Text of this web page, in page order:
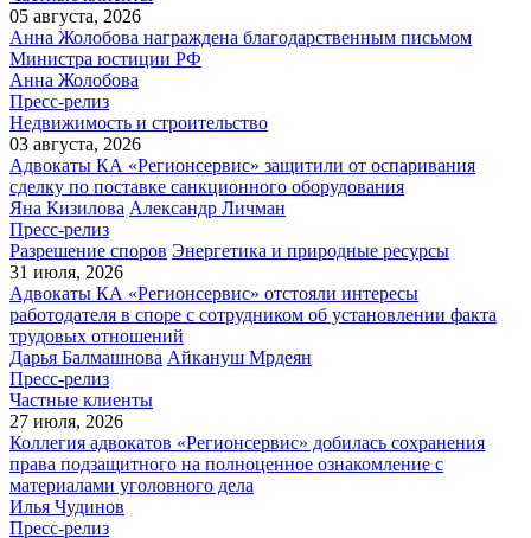
05 августа, 2026
Анна Жолобова награждена благодарственным письмом
Министра юстиции РФ
Анна Жолобова
Пресс-релиз
Недвижимость и строительство
03 августа, 2026
Адвокаты КА «Регионсервис» защитили от оспаривания
сделку по поставке санкционного оборудования
Яна Кизилова Александр Личман
Пресс-релиз
Разрешение споров Энергетика и природные ресурсы
31 июля, 2026
Адвокаты КА «Регионсервис» отстояли интересы
работодателя в споре с сотрудником об установлении факта
трудовых отношений
Дарья Балмашнова Айкануш Мрдеян
Пресс-релиз
Частные клиенты
27 июля, 2026
Коллегия адвокатов «Регионсервис» добилась сохранения
права подзащитного на полноценное ознакомление с
материалами уголовного дела
Илья Чудинов
Пресс-релиз